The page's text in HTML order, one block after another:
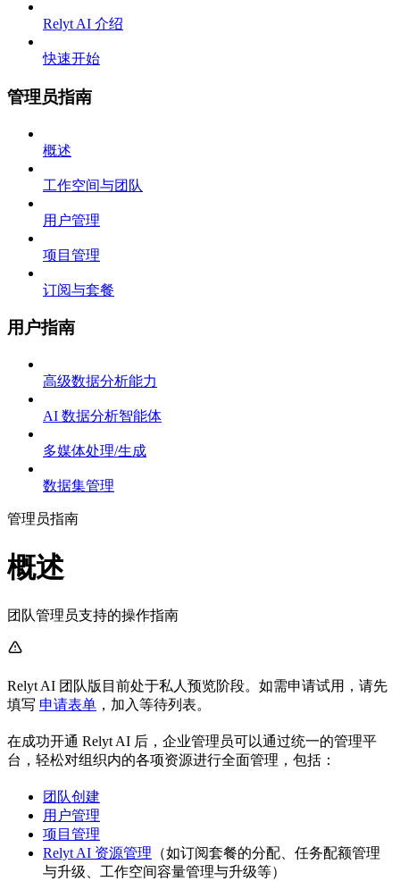
Relyt AI 介绍
快速开始
管理员指南
概述
工作空间与团队
用户管理
项目管理
订阅与套餐
用户指南
高级数据分析能力
AI 数据分析智能体
多媒体处理/生成
数据集管理
管理员指南
概述
团队管理员支持的操作指南
Relyt AI 团队版目前处于私人预览阶段。如需申请试用，请先
填写 申请表单 ，加入等待列表。
在成功开通 Relyt AI 后，企业管理员可以通过统一的管理平
台，轻松对组织内的各项资源进行全面管理，包括：
团队创建
用户管理
项目管理
Relyt AI 资源管理 （如订阅套餐的分配、任务配额管理
与升级、工作空间容量管理与升级等）